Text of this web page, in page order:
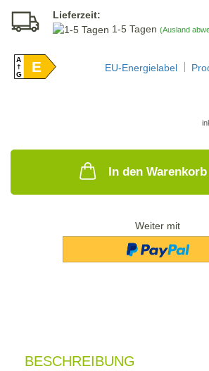
Lieferzeit:
1-5 Tagen (Ausland
A
GE EU-Energielabel
In den Warenkorb
Weiter mit
BESCHREIBUNG